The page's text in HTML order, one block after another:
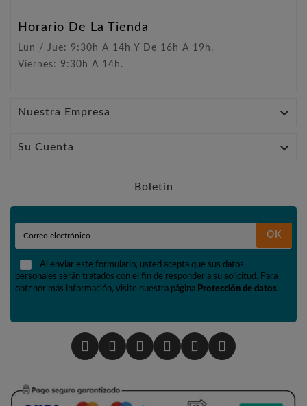
Horario De La Tienda
Lun / Jue: 9:30h A 14h Y De 16h A 19h.
Viernes: 9:30h A 14h.
Nuestra Empresa 
Su Cuenta 
Boletín
OK
Al enviar este formulario, usted acepta que sus datos
personales serán tratados con el fin de responder a su solicitud. Para
obtener más información, visite nuestra página Protección de datos.